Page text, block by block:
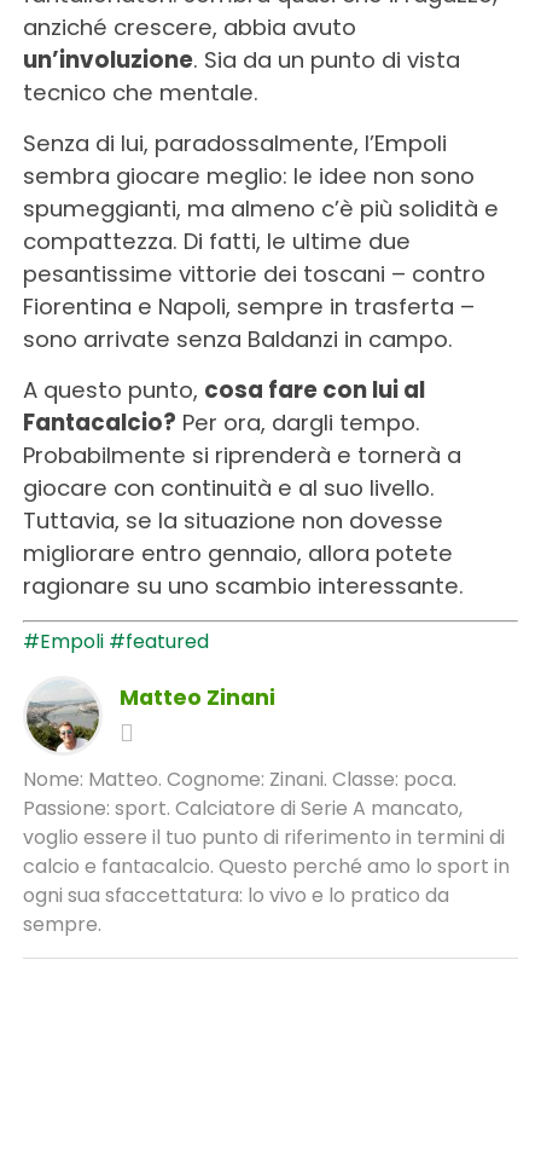
anziché crescere, abbia avuto
un’involuzione. Sia da un punto di vista
tecnico che mentale.
Senza di lui, paradossalmente, l’Empoli
sembra giocare meglio: le idee non sono
spumeggianti, ma almeno c’è più solidità e
compattezza. Di fatti, le ultime due
pesantissime vittorie dei toscani – contro
Fiorentina e Napoli, sempre in trasferta –
sono arrivate senza Baldanzi in campo.
A questo punto, cosa fare con lui al
Fantacalcio? Per ora, dargli tempo.
Probabilmente si riprenderà e tornerà a
giocare con continuità e al suo livello.
Tuttavia, se la situazione non dovesse
migliorare entro gennaio, allora potete
ragionare su uno scambio interessante.
#Empoli #featured
Matteo Zinani
Nome: Matteo. Cognome: Zinani. Classe: poca.
Passione: sport. Calciatore di Serie A mancato,
voglio essere il tuo punto di riferimento in termini di
calcio e fantacalcio. Questo perché amo lo sport in
ogni sua sfaccettatura: lo vivo e lo pratico da
sempre.